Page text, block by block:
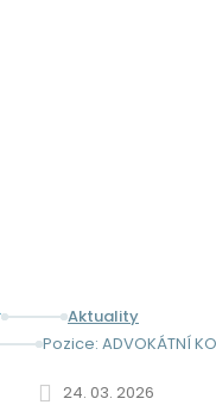
Aktuality
Pozice: ADVOKÁTNÍ
24. 03. 2026